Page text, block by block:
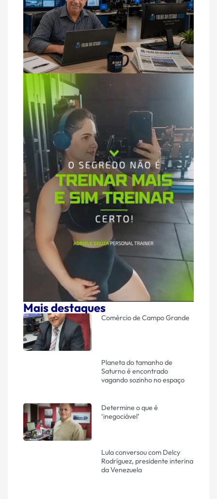
Mais destaques
Comércio de Campo Grande
Planeta do tamanho de
Saturno é encontrado
vagando sozinho no espaço
Determine o que é
‘inegociável’
Lula conversou com Delcy
Rodríguez, presidente interina
da Venezuela